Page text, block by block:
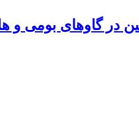
در گاوهای بومی و